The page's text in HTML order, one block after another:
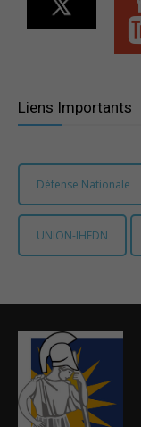
Liens Importants
Défense Nationale
UNION-IHEDN